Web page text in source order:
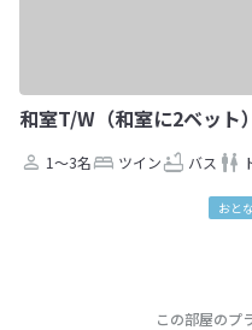
和室T/W（和室に2ベット
1～3名 ツイン バス
おと
この部屋のプ